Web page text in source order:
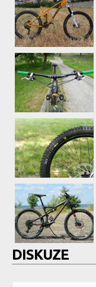
DISKUZE